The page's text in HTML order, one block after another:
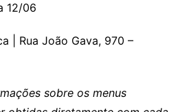
12/06
| Rua João Gava, 970 –
sobre os menus